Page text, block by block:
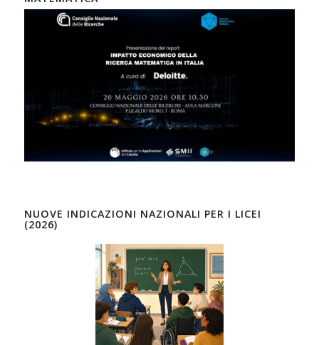
NUOVE INDICAZIONI NAZIONALI PER I LICEI
(2026)